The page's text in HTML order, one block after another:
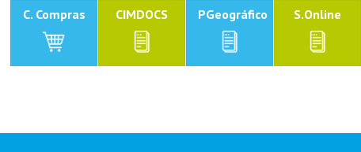
C. Compras CIMDOCS PGeográfico S.Online